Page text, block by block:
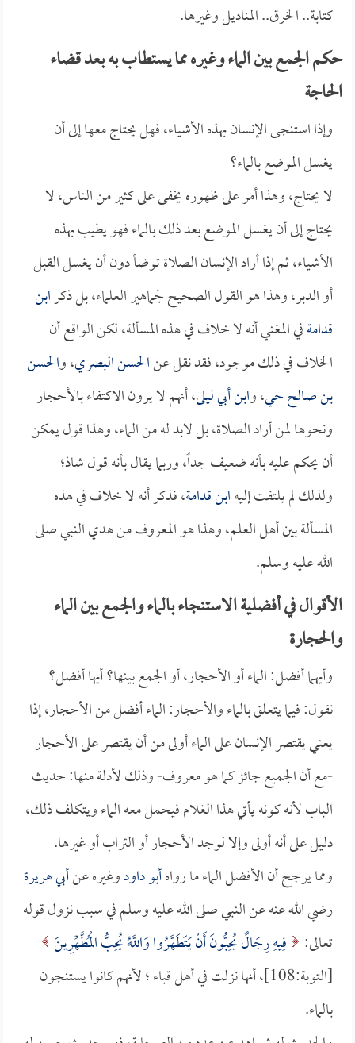
كتابة.. الخرق.. المناديل وغيرها.
حكم الجمع بين الماء وغيره مما يستطاب به بعد قضاء
الحاجة
وإذا استنجى الإنسان بهذه الأشياء، فهل يحتاج معها إلى أن
يغسل الموضع بالماء؟
لا يحتاج، وهذا أمر على ظهوره يخفى على كثير من الناس، لا
يحتاج إلى أن يغسل الموضع بعد ذلك بالماء فهو يطيب بهذه
الأشياء، ثم إذا أراد الإنسان الصلاة توضأ دون أن يغسل القبل
أو الدبر، وهذا هو القول الصحيح لجماهير العلماء، بل ذكرابن
قدامةفي المغني أنه لا خلاف في هذه المسألة، لكن الواقع أن
الخلاف في ذلك موجود، فقد نقل عنالحسن البصري، والحسن
بن صالح حي، وابن أبي ليلى، أنهم لا يرون الاكتفاء بالأحجار
ونحوها لمن أراد الصلاة، بل لابد له من الماء، وهذا قول يمكن
أن يحكم عليه بأنه ضعيف جداً، وربما يقال بأنه قول شاذ؛
ولذلك لم يلتفت إليهابن قدامة، فذكر أنه لا خلاف في هذه
المسألة بين أهل العلم، وهذا هو المعروف من هدي النبي صلى
الله عليه وسلم.
الأقوال في أفضلية الاستنجاء بالماء والجمع بين الماء
والحجارة
وأيهما أفضل: الماء أو الأحجار، أو الجمع بينها؟ أيها أفضل؟
نقول: فيما يتعلق بالماء والأحجار: الماء أفضل من الأحجار، إذا
يعني يقتصر الإنسان على الماء أولى من أن يقتصر على الأحجار
-مع أن الجميع جائز كما هو معروف- وذلك لأدلة منها: حديث
الباب لأنه كونه يأتي هذا الغلام فيحمل معه الماء ويتكلف ذلك،
دليل على أنه أولى وإلا لوجد الأحجار أو التراب أو غيرها.
ومما يرجح أن الأفضل الماء ما رواهأبو داودوغيره عنأبي هريرة
رضي الله عنه عن النبي صلى الله عليه وسلم في سبب نزول قوله
تعالى:
فِيهِ رِجَالٌ يُحِبُّونَ أَنْ يَتَطَهَّرُوا وَاللَّهُ يُحِبُّ الْمُطَّهِّرِينَ
[التوبة:108]، أنها نزلت في أهل قباء ؛ لأنهم كانوا يستنجون
بالماء.